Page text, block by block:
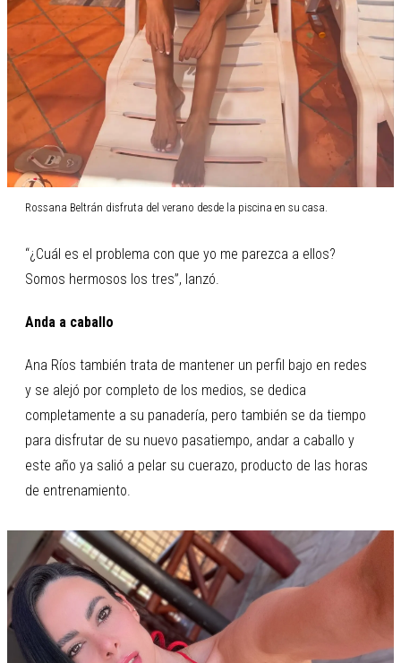
Rossana Beltrán disfruta del verano desde la piscina en su casa.
“¿Cuál es el problema con que yo me parezca a ellos?
Somos hermosos los tres”, lanzó.
Anda a caballo
Ana Ríos también trata de mantener un perfil bajo en redes
y se alejó por completo de los medios, se dedica
completamente a su panadería, pero también se da tiempo
para disfrutar de su nuevo pasatiempo, andar a caballo y
este año ya salió a pelar su cuerazo, producto de las horas
de entrenamiento.